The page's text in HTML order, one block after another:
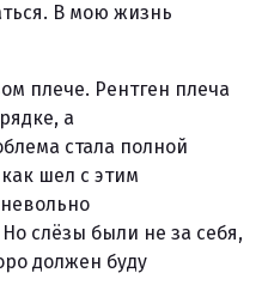
В мою жизнь
плече. Рентген плеча
а
стала полной
шел с этим
слёзы были не за себя,
должен буду